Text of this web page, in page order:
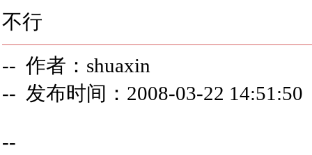
不行
-- 作者：shuaxin
-- 发布时间：2008-03-22 14:51:50
--